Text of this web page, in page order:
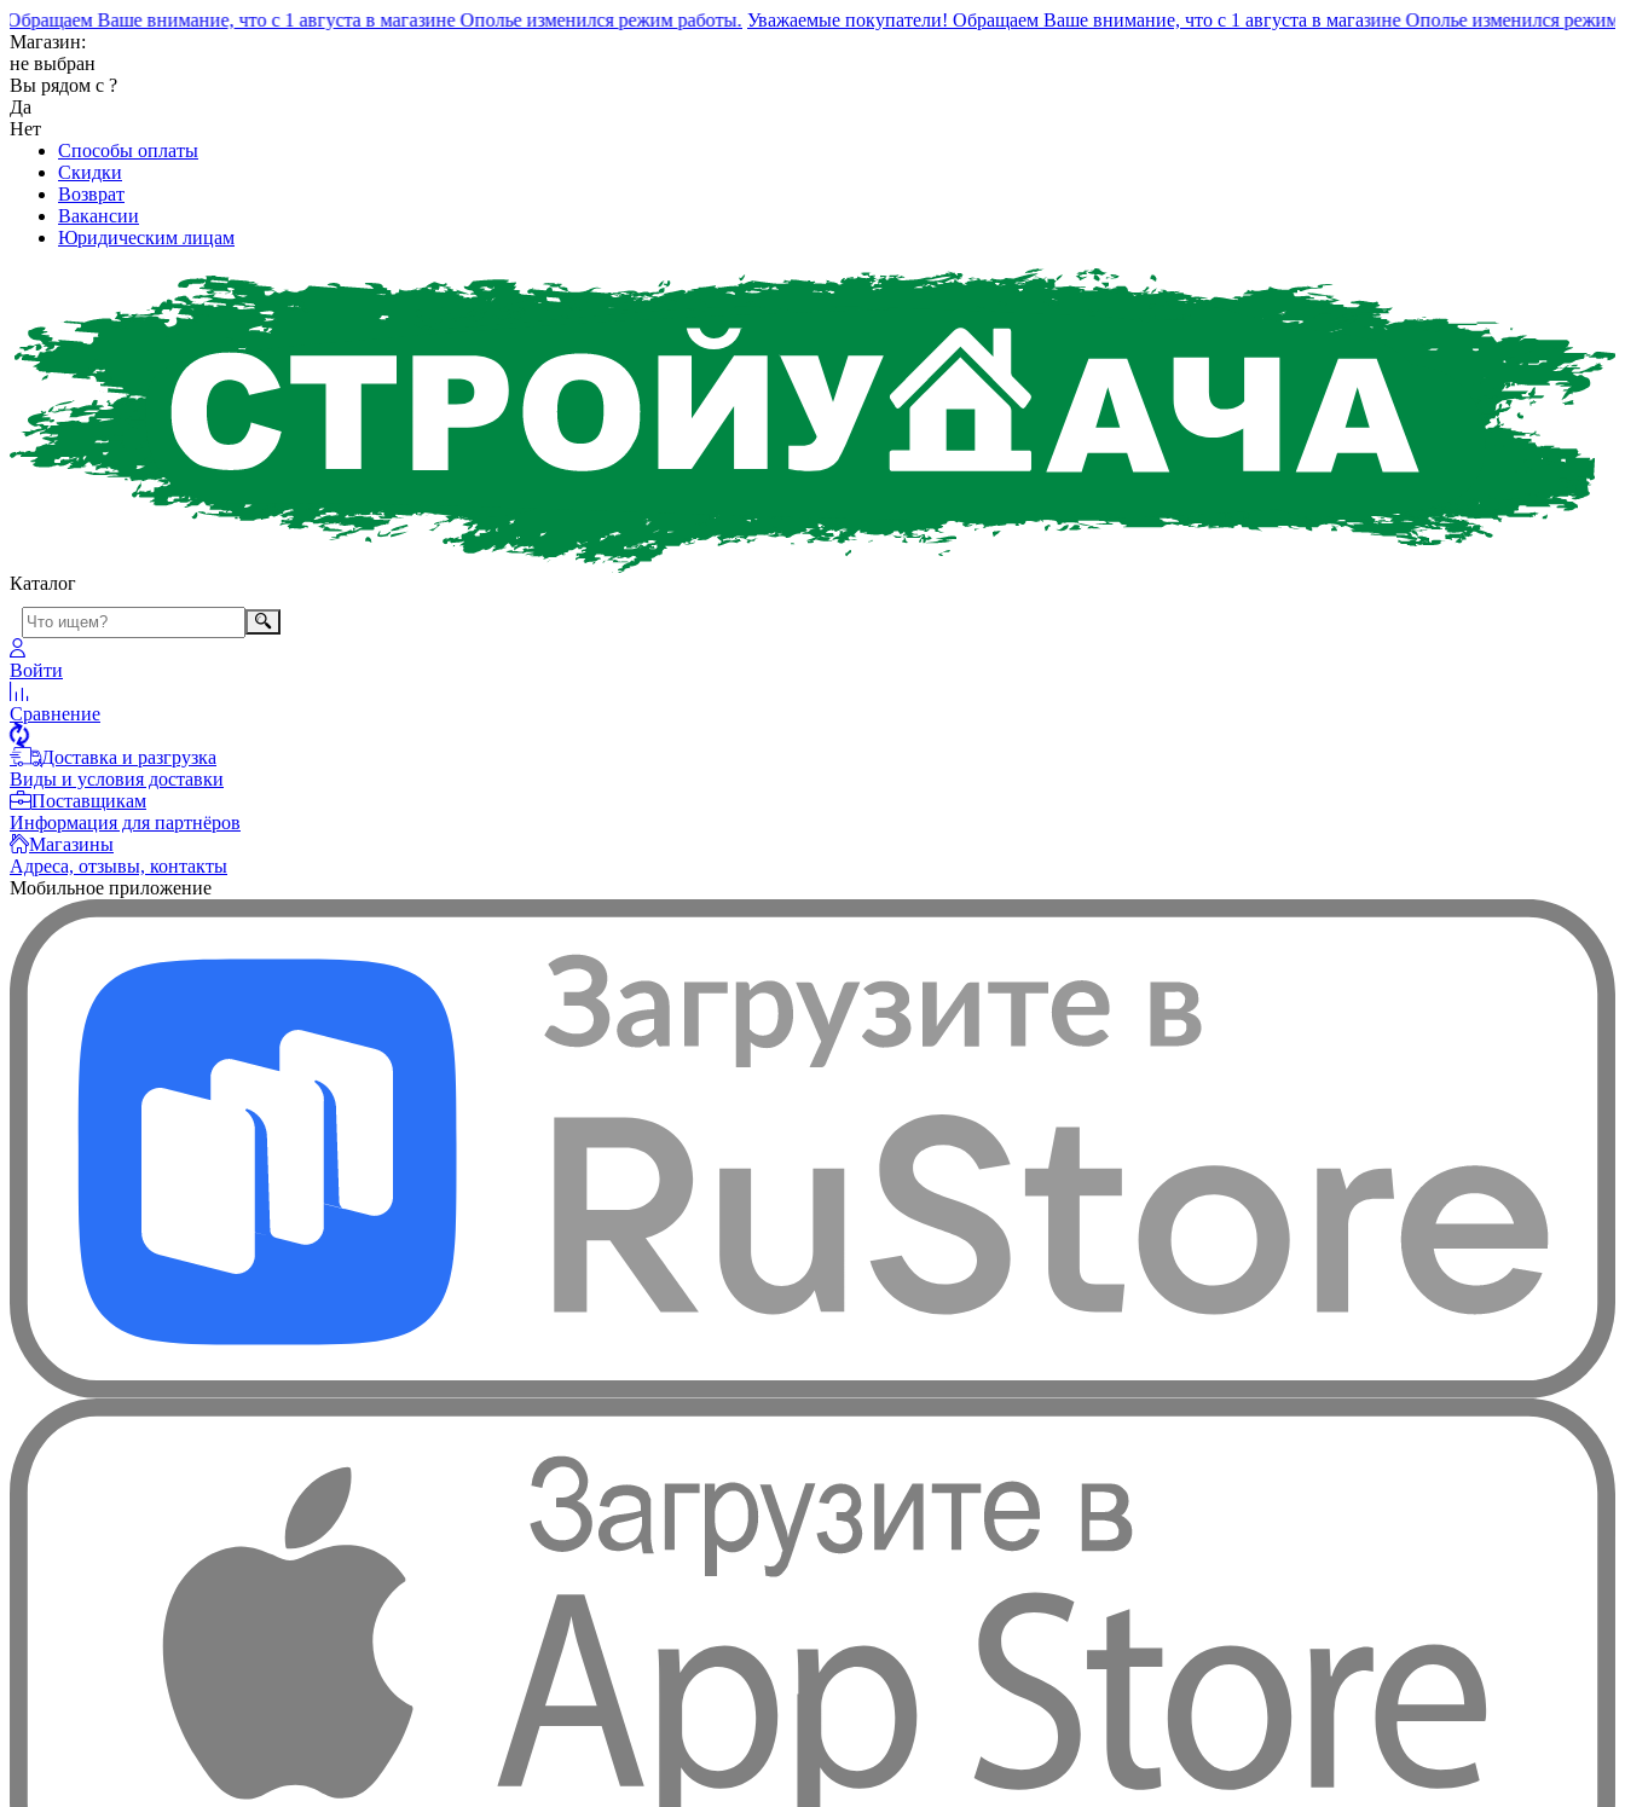
Ваше внимание, что с 1 августа в магазине Ополье изменился режим работы. Уважаемые покупатели! Обращаем Ваше внимание, что с 1 августа в магазине Ополье изменился режим
Магазин:
не выбран
Вы рядом с ?
Да
Нет
Способы оплаты
Скидки
Возврат
Вакансии
Юридическим лицам
Каталог
Войти
Сравнение
Доставка и разгрузка
Виды и условия доставки
Поставщикам
Информация для партнёров
Магазины
Адреса, отзывы, контакты
Мобильное приложение